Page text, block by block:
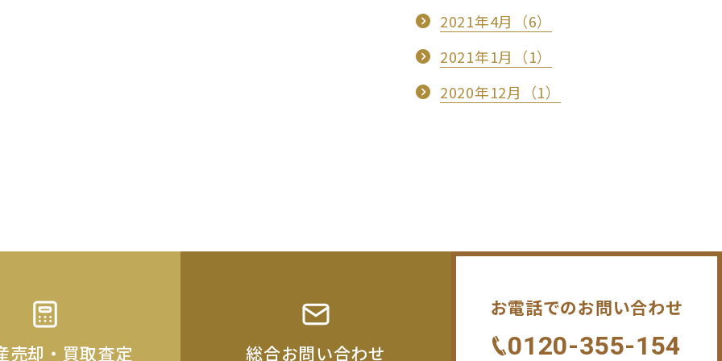
2021年4月（6）
2021年1月（1）
2020年12月（1）
売却・買取査定 総合お問い合わせ
お電話でのお問い合わせ
0120-355-154